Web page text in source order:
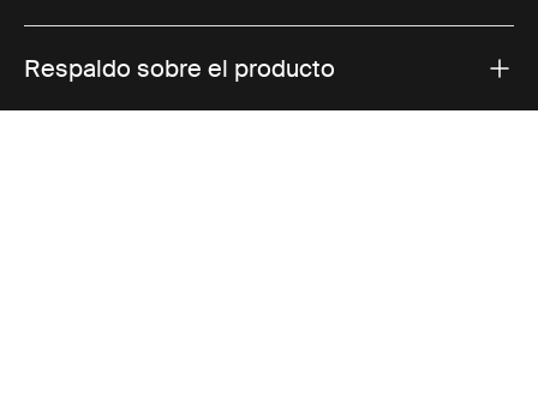
Respaldo sobre el producto